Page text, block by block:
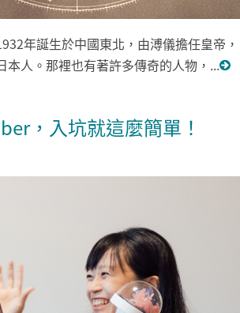
年誕生於中國東北，由溥儀擔任皇帝，
人。那裡也有著許多傳奇的人物，...
，入坑就這麼簡單！